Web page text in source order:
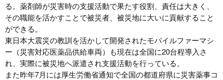
る。薬剤師が災害時の支援活動で果たす役割、責任は大きく、
その職能を活かすことで被災者、被災地に大いに貢献すること
ができる。
東日本大震災の教訓を活かして開発されたモバイルファーマシ
ー（災害対応医薬品供給車両）も現在は全国に20台程導入さ
れ、実際に被災地へ派遣され支援活動を行っている。
また昨年7月には厚生労働省通知で全国の都道府県に災害薬事コ